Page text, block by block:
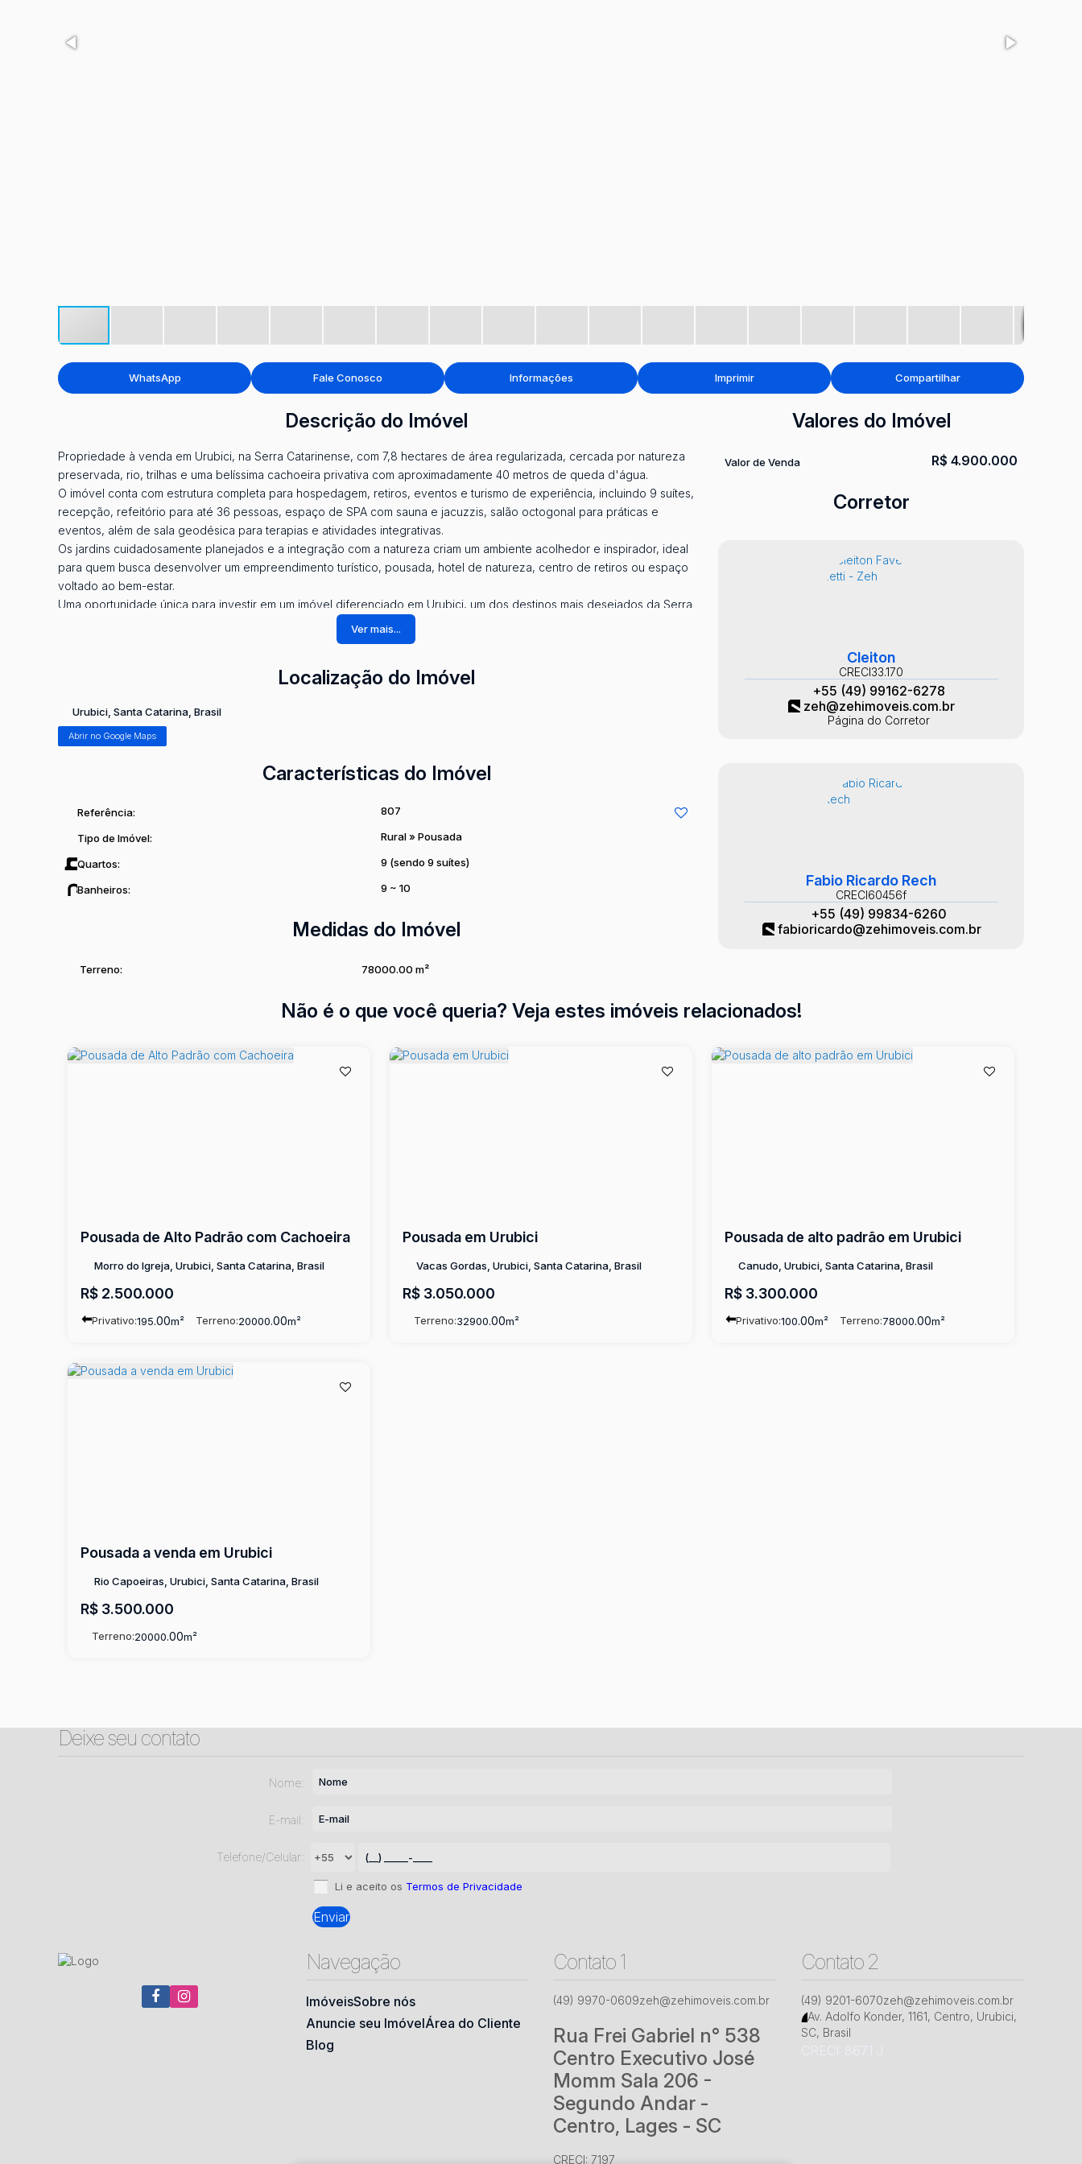
WhatsApp Fale Conosco Informações Imprimir Compartilhar
Descrição do Imóvel
Propriedade à venda em Urubici, na Serra Catarinense, com 7,8 hectares de área regularizada, cercada por natureza
preservada, rio, trilhas e uma belíssima cachoeira privativa com aproximadamente 40 metros de queda d'água.
O imóvel conta com estrutura completa para hospedagem, retiros, eventos e turismo de experiência, incluindo 9 suítes,
recepção, refeitório para até 36 pessoas, espaço de SPA com sauna e jacuzzis, salão octogonal para práticas e
eventos, além de sala geodésica para terapias e atividades integrativas.
Os jardins cuidadosamente planejados e a integração com a natureza criam um ambiente acolhedor e inspirador, ideal
para quem busca desenvolver um empreendimento turístico, pousada, hotel de natureza, centro de retiros ou espaço
voltado ao bem-estar.
Uma oportunidade única para investir em um imóvel diferenciado em Urubici, um dos destinos mais desejados da Serra
Ver mais...
Localização do Imóvel
Urubici Santa Catarina Brasil
Abrir no Google Maps
Características do Imóvel
Referência: 807
Tipo de Imóvel: Rural» Pousada
Quartos: 9 (sendo 9 suítes)
Banheiros: 9 ~ 10
Medidas do Imóvel
Terreno: 78000.00 m²
Valores do Imóvel
R$ 4.900.000
Valor de Venda
Corretor
Cleiton
CRECI33.170
+55 (49) 99162-6278
zeh@zehimoveis.com.br
Página do Corretor
Fabio Ricardo Rech
CRECI60456f
+55 (49) 99834-6260
fabioricardo@zehimoveis.com.br
Não é o que você queria? Veja estes imóveis relacionados!
Pousada de Alto Padrão com Cachoeira
R$ 2.500.000
Morro do Igreja, Urubici, Santa Catarina, Brasil
Privativo:195.00m² Terreno:20000.00m²
Pousada em Urubici
R$3.050.000
Vacas Gordas, Urubici, Santa Catarina, Brasil
Terreno:32900.00m²
Pousada de alto padrão em Urubici
R$3.300.000
Canudo, Urubici, Santa Catarina, Brasil
Privativo:100.00m² Terreno:78000.00m²
Pousada a venda em Urubici
R$ 3.500.000
Rio Capoeiras, Urubici, Santa Catarina, Brasil
Terreno:20000.00m²
Deixe seu contato
Nome:
E-mail:
Telefone/Celular:
Li e aceito os Termos de Privacidade
Navegação
ImóveisSobre nós
Anuncie seu ImóvelÁrea do Cliente
Blog
Contato 1
(49) 9970-0609zeh@zehimoveis.com.br
Rua Frei Gabriel n° 538
Centro Executivo José
Momm Sala 206 -
Segundo Andar -
Centro, Lages - SC
CRECI: 7197
Contato 2
(49) 9201-6070zeh@zehimoveis.com.br
Av. Adolfo Konder, 1161, Centro, Urubici,
SC, Brasil
CRECI: 8671 J